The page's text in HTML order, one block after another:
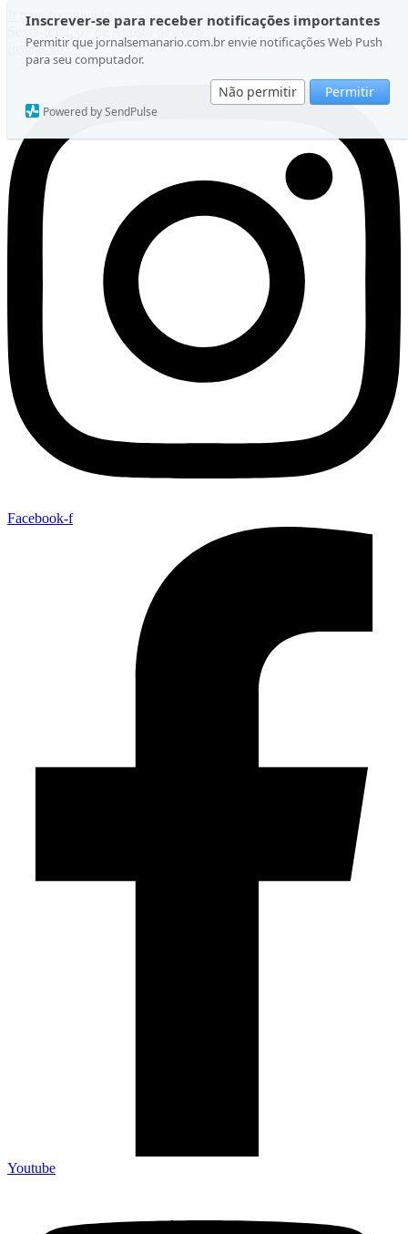
Inscrever-se para receber notificações importantes
Permitir que jornalsemanario.com.br envie notificações Web Push
para seu computador.
Não permitir Permitir
Powered by SendPulse
Ir para o conteúdo
Sexta-feira, 07 de Agosto de 2026
Instagram
Facebook-f
Youtube